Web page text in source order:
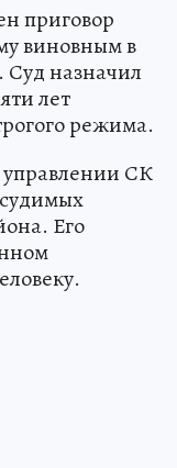
приговор
виновным в
Суд назначил
лет
режима.
СК
Его